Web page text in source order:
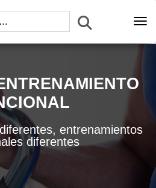
entrenamientos
diferentes